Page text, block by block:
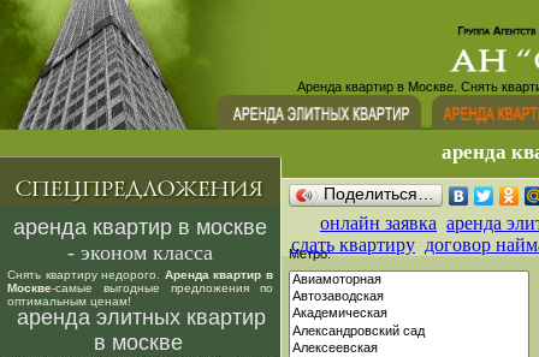
Аренда квартир в Москве. Снять
аренда
аренда квартир в москве
- эконом класса
Снять квартиру недорого. Аренда квартир в
Москве-самые выгодные предложения по
оптимальным ценам!
аренда элитных квартир
в москве
Поделиться…
онлайн заявка аренда
сдать квартиру договор
Метро: